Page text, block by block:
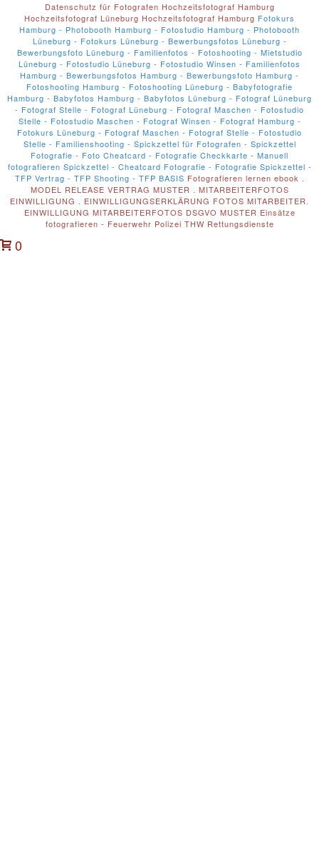
Datenschutz für Fotografen Hochzeitsfotograf Hamburg
Hochzeitsfotograf Lüneburg Hochzeitsfotograf Hamburg Fotokurs
Hamburg - Photobooth Hamburg - Fotostudio Hamburg - Photobooth
Lüneburg - Fotokurs Lüneburg - Bewerbungsfotos Lüneburg -
Bewerbungsfoto Lüneburg - Familienfotos - Fotoshooting - Mietstudio
Lüneburg - Fotostudio Lüneburg - Fotostudio Winsen - Familienfotos
Hamburg - Bewerbungsfotos Hamburg - Bewerbungsfoto Hamburg -
Fotoshooting Hamburg - Fotoshooting Lüneburg - Babyfotografie
Hamburg - Babyfotos Hamburg - Babyfotos Lüneburg - Fotograf Lüneburg
- Fotograf Stelle - Fotograf Lüneburg - Fotograf Maschen - Fotostudio
Stelle - Fotostudio Maschen - Fotograf Winsen - Fotograf Hamburg -
Fotokurs Lüneburg - Fotograf Maschen - Fotograf Stelle - Fotostudio
Stelle - Familienshooting - Spickzettel für Fotografen - Spickzettel
Fotografie - Foto Cheatcard - Fotografie Checkkarte - Manuell
fotografieren Spickzettel - Cheatcard Fotografie - Fotografie Spickzettel -
TFP Vertrag - TFP Shooting - TFP BASIS Fotografieren lernen ebook .
MODEL RELEASE VERTRAG MUSTER . MITARBEITERFOTOS
EINWILLIGUNG . EINWILLIGUNGSERKLÄRUNG FOTOS MITARBEITER.
EINWILLIGUNG MITARBEITERFOTOS DSGVO MUSTER Einsätze
fotografieren - Feuerwehr Polizei THW Rettungsdienste
0